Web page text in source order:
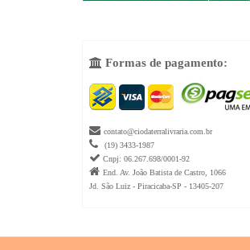
 Formas de pagamento:
 contato@ciodaterralivraria.com.br
 (19) 3433-1987
 Cnpj: 06.267.698/0001-92
 End. Av. João Batista de Castro, 1066
Jd. São Luiz - Piracicaba-SP - 13405-207